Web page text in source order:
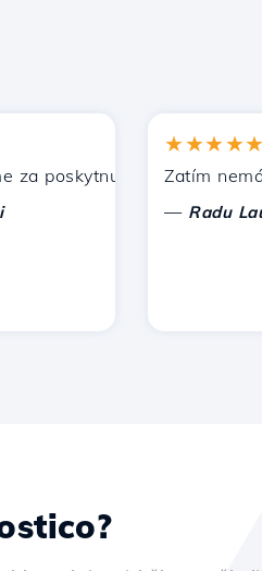
známým.podporu!
★★★★★
Zatím nemám
Radu